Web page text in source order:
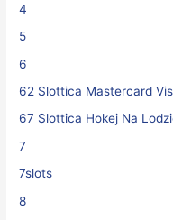
4
5
6
62 Slottica Mastercard
67 Slottica Hokej Na
7
7slots
8